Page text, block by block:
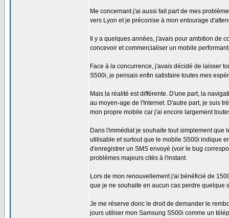
Me concernant j'ai aussi fait part de mes
vers Lyon et je préconise à mon entourage
Il y a quelques années, j'avais pour ambition de
concevoir et commercialiser un mobile
Face à la concurrence, j'avais décidé de laisser
S500i, je pensais enfin satisfaire toutes mes
Mais la réalité est différente. D'une part, la
au moyen-age de l'Internet. D'autre part, je suis
mon propre mobile car j'ai encore largement
Dans l'immédiat je souhaite tout simplement
utilisable et surtout que le mobile S500i indique
d'enregistrer un SMS envoyé (voir le bug
problèmes majeurs cités à l'instant.
Lors de mon renouvellement j'ai bénéficié de
que je ne souhaite en aucun cas perdre quelque
Je me réserve donc le droit de demander le
jours utiliser mon Samsung S500i comme un